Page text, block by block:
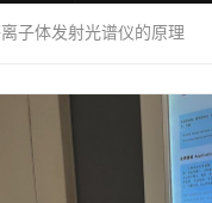
子体发射光谱仪的原理